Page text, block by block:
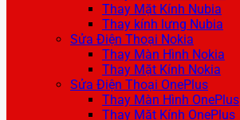
Thay Mặt Kính Nubia
Thay kính lưng Nubia
Sửa Điện Thoại Nokia
Thay Màn Hình Nokia
Thay Mặt Kính Nokia
Sửa Điện Thoại OnePlus
Thay Màn Hình OnePlus
Thay Mặt Kính OnePlus